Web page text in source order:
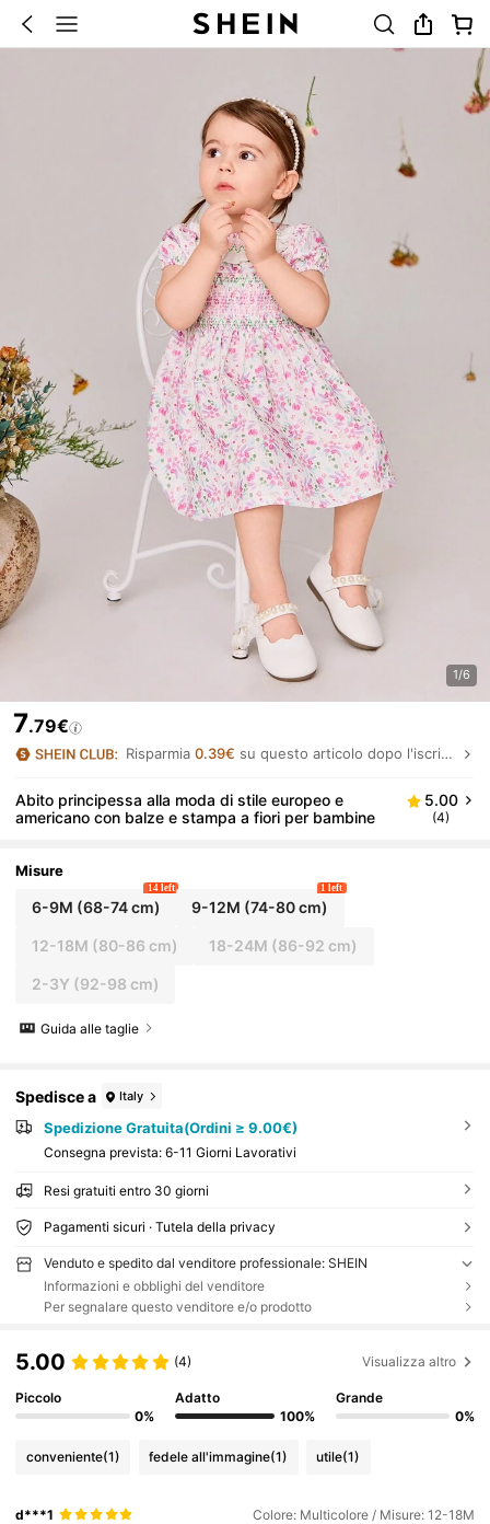
1/6
7.79€
Risparmia0.39€ su questo articolo dopo l'iscrizione.
Abito principessa alla moda di stile europeo e
americano con balze e stampa a fiori per bambine
5.00
(4)
Misure
6-9M (68-74 cm)
14 left
9-12M (74-80 cm)
1 left
12-18M (80-86 cm) 18-24M (86-92 cm)
2-3Y (92-98 cm)
Guida alle taglie
Spedisce a Italy
Spedizione Gratuita(Ordini ≥ 9.00€)
Consegna prevista: 6-11 Giorni Lavorativi
Resi gratuiti entro 30 giorni
Pagamenti sicuri · Tutela della privacy
Venduto e spedito dal venditore professionale: SHEIN
Informazioni e obblighi del venditore
Per segnalare questo venditore e/o prodotto
5.00 (4) Visualizza altro
Piccolo
0%
Adatto
100%
Grande
0%
conveniente(1) fedele all'immagine(1) utile(1)
d***1 Colore: Multicolore / Misure: 12-18M